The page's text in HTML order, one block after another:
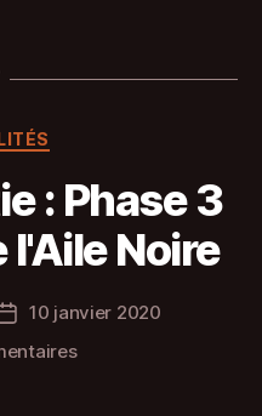
: Phase 3
l'Aile Noire
Date10 janvier 2020
sur